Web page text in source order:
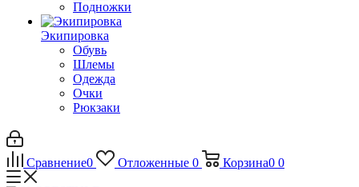
Подножки
Экипировка
Обувь
Шлемы
Одежда
Очки
Рюкзаки
Сравнение0 Отложенные 0 Корзина0 0